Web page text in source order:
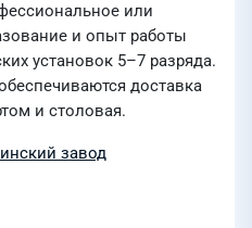
или
и опыт работы
установок 5–7 разряда.
доставка
и столовая.
завод